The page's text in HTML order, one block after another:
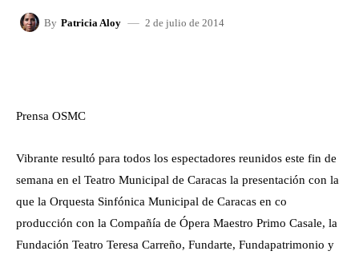
By Patricia Aloy 2 de julio de 2014
Prensa OSMC
Vibrante resultó para todos los espectadores reunidos este fin de
semana en el Teatro Municipal de Caracas la presentación con la
que la Orquesta Sinfónica Municipal de Caracas en co
producción con la Compañía de Ópera Maestro Primo Casale, la
Fundación Teatro Teresa Carreño, Fundarte, Fundapatrimonio y